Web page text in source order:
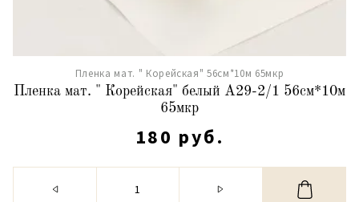
Пленка мат. " Корейская" 56см*10м 65мкр
Пленка мат. " Корейская" белый А29-2/1 56см*10м
65мкр
180 руб.